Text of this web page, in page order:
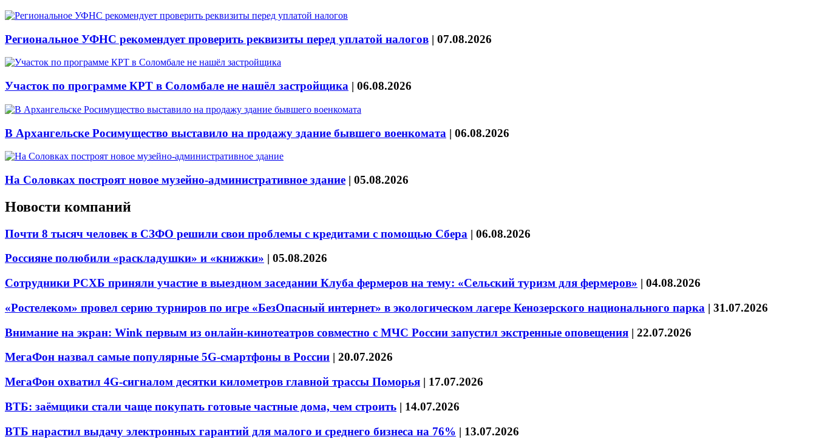
Региональное УФНС рекомендует проверить реквизиты перед уплатой налогов | 07.08.2026
Участок по программе КРТ в Соломбале не нашёл застройщика | 06.08.2026
В Архангельске Росимущество выставило на продажу здание бывшего военкомата | 06.08.2026
На Соловках построят новое музейно-административное здание | 05.08.2026
Новости компаний
Почти 8 тысяч человек в СЗФО решили свои проблемы с кредитами с помощью Сбера | 06.08.2026
Россияне полюбили «раскладушки» и «книжки» | 05.08.2026
Сотрудники РСХБ приняли участие в выездном заседании Клуба фермеров на тему: «Сельский туризм для фермеров» | 04.08.2026
«Ростелеком» провел серию турниров по игре «БезОпасный интернет» в экологическом лагере Кенозерского национального парка | 31.07.2026
Внимание на экран: Wink первым из онлайн-кинотеатров совместно с МЧС России запустил экстренные оповещения | 22.07.2026
МегаФон назвал самые популярные 5G-смартфоны в России | 20.07.2026
МегаФон охватил 4G-сигналом десятки километров главной трассы Поморья | 17.07.2026
ВТБ: заёмщики стали чаще покупать готовые частные дома, чем строить | 14.07.2026
ВТБ нарастил выдачу электронных гарантий для малого и среднего бизнеса на 76% | 13.07.2026